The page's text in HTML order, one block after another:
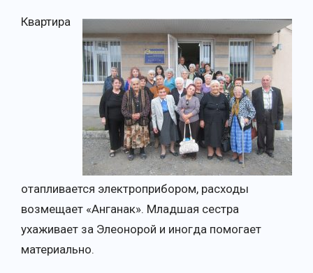
Квартира
отапливается электроприбором, расходы
возмещает «Анганак». Младшая сестра
ухаживает за Элеонорой и иногда помогает
материально.